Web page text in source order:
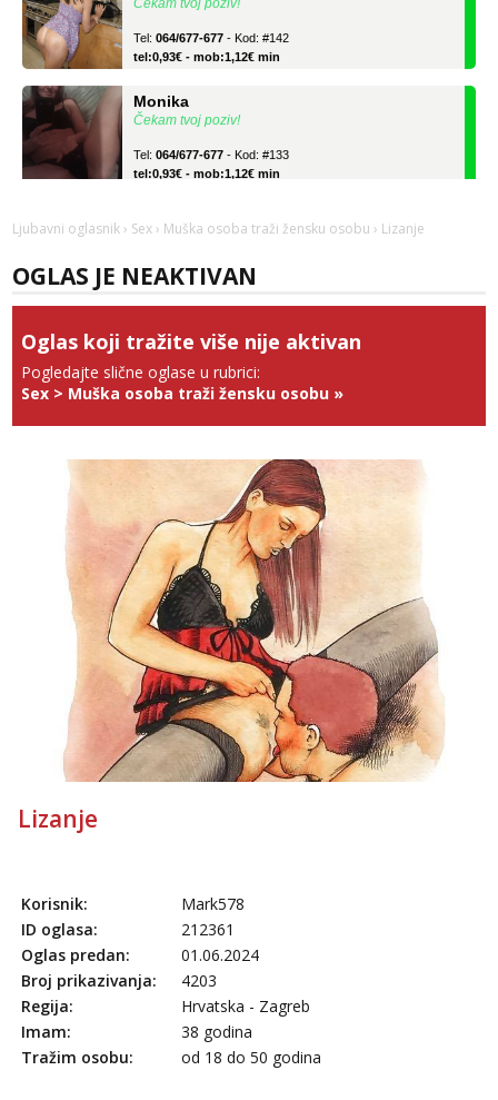
tel:0,93€ - mob:1,12€ min
Čekam tvoj poziv!
tel:0,93€ - mob:1,12€ min
Razgovaram :)
tel:0,93€ - mob:1,12€ min
Anđela
Tel: 064/677-677- Kod: #142
Ljubavni oglasnik › Sex › Muška osoba traži žensku osobu › Lizanje
OGLAS JE NEAKTIVAN
Oglas koji tražite više nije aktivan
Pogledajte slične oglase u rubrici:
Sex > Muška osoba traži žensku osobu »
Lizanje
Korisnik:
Mark578
ID oglasa:
212361
Oglas predan:
01.06.2024
Broj prikazivanja:
4203
Regija:
Hrvatska - Zagreb
Imam:
38 godina
Tražim osobu:
od 18 do 50 godina